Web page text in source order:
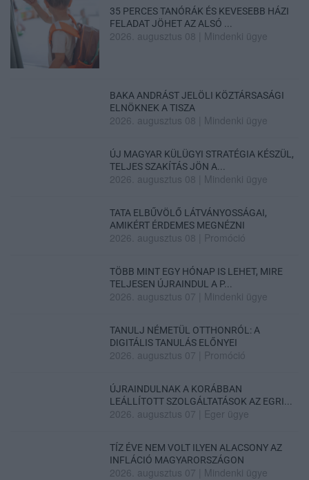
35 PERCES TANÓRÁK ÉS KEVESEBB HÁZI
FELADAT JÖHET AZ ALSÓ ...
2026. augusztus 08 Mindenki ügye
BAKA ANDRÁST JELÖLI KÖZTÁRSASÁGI
ELNÖKNEK A TISZA
2026. augusztus 08 Mindenki ügye
ÚJ MAGYAR KÜLÜGYI STRATÉGIA KÉSZÜL,
TELJES SZAKÍTÁS JÖN A...
2026. augusztus 08 Mindenki ügye
TATA ELBŰVÖLŐ LÁTVÁNYOSSÁGAI,
AMIKÉRT ÉRDEMES MEGNÉZNI
2026. augusztus 08 Promóció
TÖBB MINT EGY HÓNAP IS LEHET, MIRE
TELJESEN ÚJRAINDUL A P...
2026. augusztus 07 Mindenki ügye
TANULJ NÉMETÜL OTTHONRÓL: A
DIGITÁLIS TANULÁS ELŐNYEI
2026. augusztus 07 Promóció
ÚJRAINDULNAK A KORÁBBAN
LEÁLLÍTOTT SZOLGÁLTATÁSOK AZ EGRI...
2026. augusztus 07 Eger ügye
TÍZ ÉVE NEM VOLT ILYEN ALACSONY AZ
INFLÁCIÓ MAGYARORSZÁGON
2026. augusztus 07 Mindenki ügye